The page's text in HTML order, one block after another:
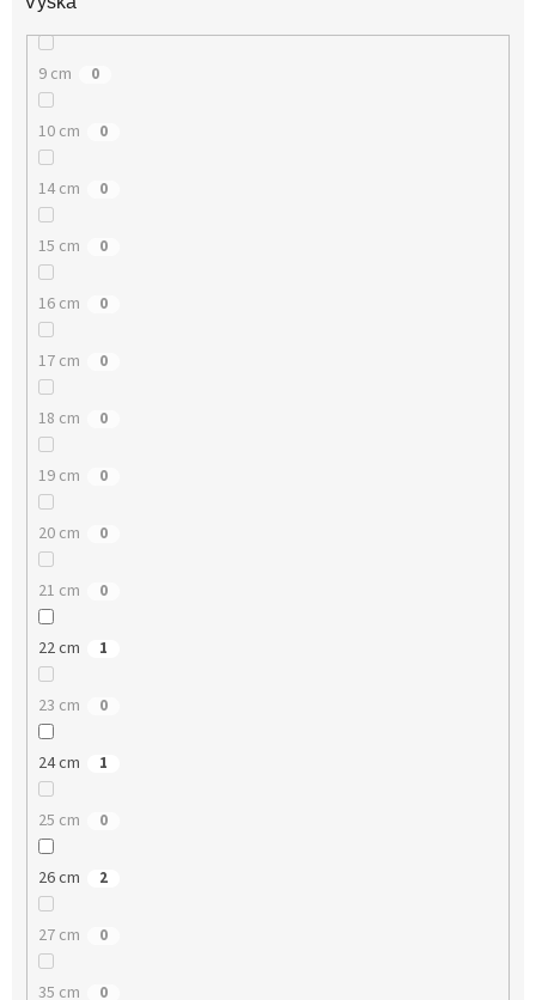
9 cm 0
10 cm 0
14 cm 0
15 cm 0
16 cm 0
17 cm 0
18 cm 0
19 cm 0
20 cm 0
21 cm 0
22 cm 1
23 cm 0
24 cm 1
25 cm 0
26 cm 2
27 cm 0
35 cm 0